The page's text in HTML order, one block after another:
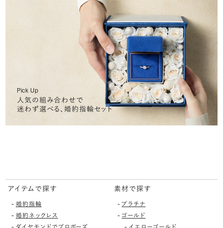
Pick Up
人気の組み合わせで
迷わず選べる、婚約指輪セット
アイテムで探す
- 婚約指輪
- 婚約ネックレス
素材で探す
-プラチナ
- ゴールド